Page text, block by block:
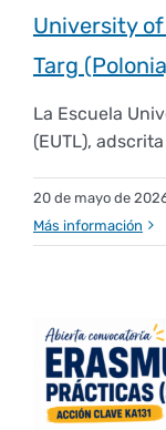
University
Targ
La Escuela
(EUTL),
20 de mayo de
Más información